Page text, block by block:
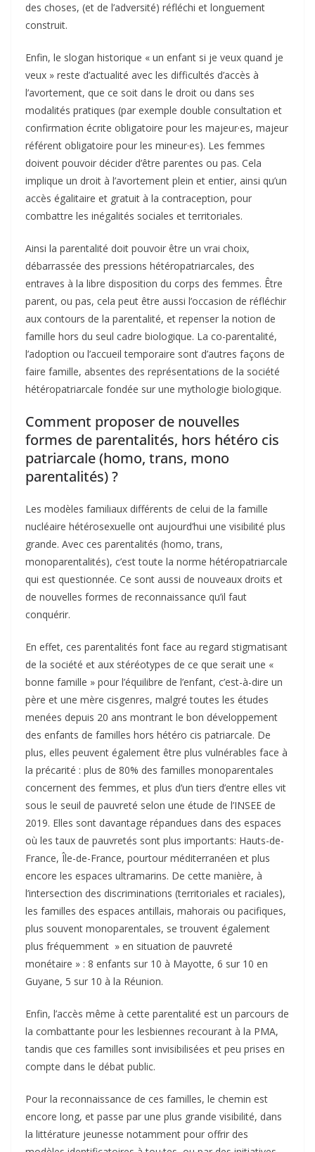
des choses, (et de l’adversité) réfléchi et longuement
construit.
Enfin, le slogan historique « un enfant si je veux quand je
veux » reste d’actualité avec les difficultés d’accès à
l’avortement, que ce soit dans le droit ou dans ses
modalités pratiques (par exemple double consultation et
confirmation écrite obligatoire pour les majeur·es, majeur
référent obligatoire pour les mineur·es). Les femmes
doivent pouvoir décider d’être parentes ou pas. Cela
implique un droit à l’avortement plein et entier, ainsi qu’un
accès égalitaire et gratuit à la contraception, pour
combattre les inégalités sociales et territoriales.
Ainsi la parentalité doit pouvoir être un vrai choix,
débarrassée des pressions hétéropatriarcales, des
entraves à la libre disposition du corps des femmes. Être
parent, ou pas, cela peut être aussi l’occasion de réfléchir
aux contours de la parentalité, et repenser la notion de
famille hors du seul cadre biologique. La co-parentalité,
l’adoption ou l’accueil temporaire sont d’autres façons de
faire famille, absentes des représentations de la société
hétéropatriarcale fondée sur une mythologie biologique.
Comment proposer de nouvelles
formes de parentalités, hors hétéro cis
patriarcale (homo, trans, mono
parentalités) ?
Les modèles familiaux différents de celui de la famille
nucléaire hétérosexuelle ont aujourd’hui une visibilité plus
grande. Avec ces parentalités (homo, trans,
monoparentalités), c’est toute la norme hétéropatriarcale
qui est questionnée. Ce sont aussi de nouveaux droits et
de nouvelles formes de reconnaissance qu’il faut
conquérir.
En effet, ces parentalités font face au regard stigmatisant
de la société et aux stéréotypes de ce que serait une «
bonne famille » pour l’équilibre de l’enfant, c’est-à-dire un
père et une mère cisgenres, malgré toutes les études
menées depuis 20 ans montrant le bon développement
des enfants de familles hors hétéro cis patriarcale. De
plus, elles peuvent également être plus vulnérables face à
la précarité : plus de 80% des familles monoparentales
concernent des femmes, et plus d’un tiers d’entre elles vit
sous le seuil de pauvreté selon une étude de l’INSEE de
2019. Elles sont davantage répandues dans des espaces
où les taux de pauvretés sont plus importants: Hauts-de-
France, Île-de-France, pourtour méditerranéen et plus
encore les espaces ultramarins. De cette manière, à
l’intersection des discriminations (territoriales et raciales),
les familles des espaces antillais, mahorais ou pacifiques,
plus souvent monoparentales, se trouvent également
plus fréquemment » en situation de pauvreté
monétaire » : 8 enfants sur 10 à Mayotte, 6 sur 10 en
Guyane, 5 sur 10 à la Réunion.
Enfin, l’accès même à cette parentalité est un parcours de
la combattante pour les lesbiennes recourant à la PMA,
tandis que ces familles sont invisibilisées et peu prises en
compte dans le débat public.
Pour la reconnaissance de ces familles, le chemin est
encore long, et passe par une plus grande visibilité, dans
la littérature jeunesse notamment pour offrir des